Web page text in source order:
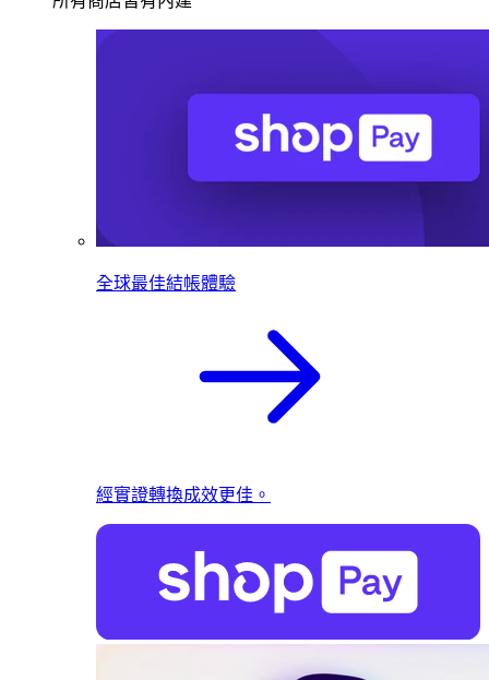
全球最佳結帳體驗
經實證轉換成效更佳。